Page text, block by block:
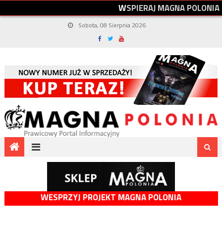
WSPIERAJMAGNAPOLONIA
Sobota, 08 Sierpnia 2026
WESPRZYJ PROJEKT MAGNA POLONIA